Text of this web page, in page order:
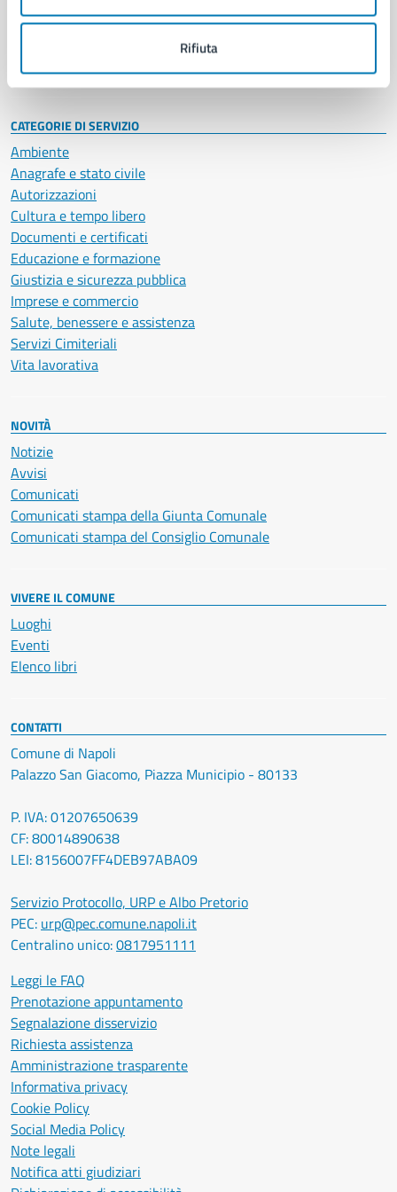
Rifiuta
Personale amministrativo
CATEGORIE DI SERVIZIO
Ambiente
Anagrafe e stato civile
Autorizzazioni
Cultura e tempo libero
Documenti e certificati
Educazione e formazione
Giustizia e sicurezza pubblica
Imprese e commercio
Salute, benessere e assistenza
Servizi Cimiteriali
Vita lavorativa
NOVITÀ
Notizie
Avvisi
Comunicati
Comunicati stampa della Giunta Comunale
Comunicati stampa del Consiglio Comunale
VIVERE IL COMUNE
Luoghi
Eventi
Elenco libri
CONTATTI
Comune di Napoli
Palazzo San Giacomo, Piazza Municipio - 80133
P. IVA: 01207650639
CF: 80014890638
LEI: 8156007FF4DEB97ABA09
Servizio Protocollo, URP e Albo Pretorio
PEC: urp@pec.comune.napoli.it
Centralino unico:0817951111
Leggi le FAQ
Prenotazione appuntamento
Segnalazione disservizio
Richiesta assistenza
Amministrazione trasparente
Informativa privacy
Cookie Policy
Social Media Policy
Note legali
Notifica atti giudiziari